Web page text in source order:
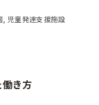
定していたりしま
児童発達支援施設
き方